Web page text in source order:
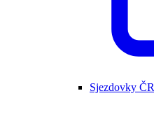
Sjezdovky ČR